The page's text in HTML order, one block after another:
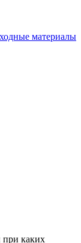
материалы
при каких